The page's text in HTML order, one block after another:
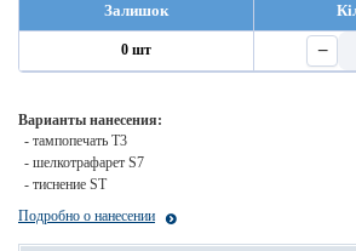
Залишок
0 шт −
Варианты нанесения:
- тампопечать T3
- шелкотрафарет S7
- тиснение ST
Подробно о нанесении